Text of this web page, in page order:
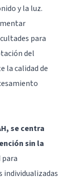
y la luz.
para
del
la calidad de
se centra
sin la
para
individualizadas